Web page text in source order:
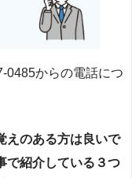
0485からの電話につ
えのある方は良いで
で紹介している３つ